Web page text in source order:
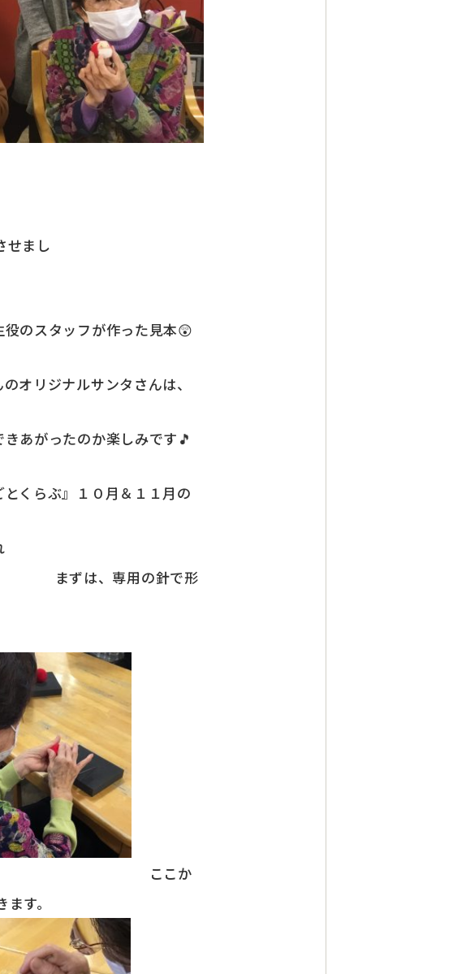
せまし
のスタッフが作った見本😲
オリジナルサンタさんは、
きあがったのか楽しみです🎵
くらぶ』１０月＆１１月の
の針で形
こか
くっていきます。